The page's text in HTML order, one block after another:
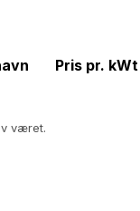
Pris pr. kWt
været.